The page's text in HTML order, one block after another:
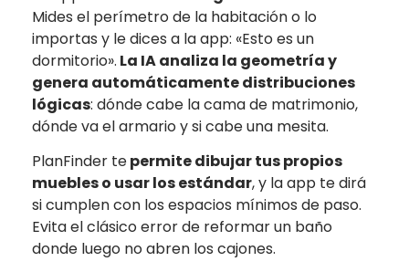
Mides el perímetro de la habitación o lo
importas y le dices a la app: «Esto es un
dormitorio». La IA analiza la geometría y
genera automáticamente distribuciones
lógicas: dónde cabe la cama de matrimonio,
dónde va el armario y si cabe una mesita.
PlanFinder tepermite dibujar tus propios
muebles o usar los estándar, y la app te dirá
si cumplen con los espacios mínimos de paso.
Evita el clásico error de reformar un baño
donde luego no abren los cajones.